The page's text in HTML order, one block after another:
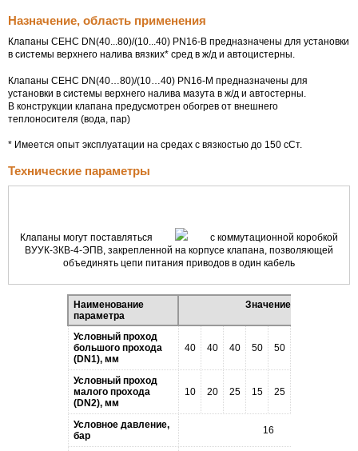
Назначение, область применения
Клапаны СЕНС DN(40...80)/(10...40) PN16-В предназначены для установки
в системы верхнего налива вязких* сред в ж/д и автоцистерны.
Клапаны СЕНС DN(40…80)/(10…40) PN16-М предназначены для
установки в системы верхнего налива мазута в ж/д и автостерны.
В конструкции клапана предусмотрен обогрев от внешнего
теплоносителя (вода, пар)
* Имеется опыт эксплуатации на средах с вязкостью до 150 сСт.
Технические параметры
Клапаны могут поставляться
с коммутационной коробкой
ВУУК-3КВ-4-ЭПВ, закрепленной на корпусе клапана, позволяющей
объединять цепи питания приводов в один кабель
Наименование
параметра
Значение
Условный проход
большого прохода
(DN1), мм
40 40 40 50 50
Условный проход
малого прохода
(DN2), мм
10 20 25 15 25
Условное давление,
бар
16